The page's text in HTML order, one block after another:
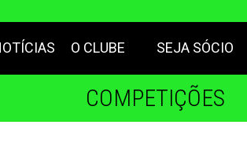
O CLUBE SEJA SÓCIO
COMPETIÇÕES